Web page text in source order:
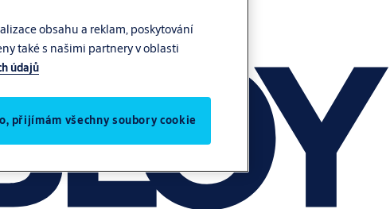
obsahu a reklam, poskytování
také s našimi partnery v oblasti
údajů
přijímám všechny soubory cookie